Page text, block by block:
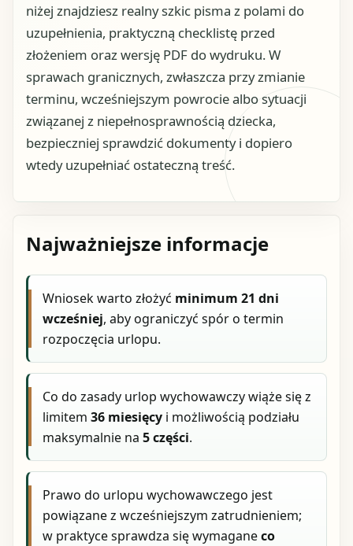
niżej znajdziesz realny szkic pisma z polami do
uzupełnienia, praktyczną checklistę przed
złożeniem oraz wersję PDF do wydruku. W
sprawach granicznych, zwłaszcza przy zmianie
terminu, wcześniejszym powrocie albo sytuacji
związanej z niepełnosprawnością dziecka,
bezpieczniej sprawdzić dokumenty i dopiero
wtedy uzupełniać ostateczną treść.
Najważniejsze informacje
Wniosek warto złożyć minimum 21 dni
wcześniej, aby ograniczyć spór o termin
rozpoczęcia urlopu.
Co do zasady urlop wychowawczy wiąże się z
limitem36 miesięcy i możliwością podziału
maksymalnie na5 części.
Prawo do urlopu wychowawczego jest
powiązane z wcześniejszym zatrudnieniem;
w praktyce sprawdza się wymaganeco